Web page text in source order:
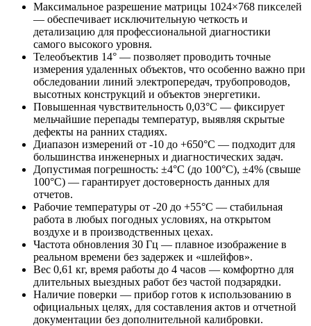
Максимальное разрешение матрицы 1024×768 пикселей
— обеспечивает исключительную четкость и
детализацию для профессиональной диагностики
самого высокого уровня.
Телеобъектив 14° — позволяет проводить точные
измерения удаленных объектов, что особенно важно при
обследовании линий электропередач, трубопроводов,
высотных конструкций и объектов энергетики.
Повышенная чувствительность 0,03°C — фиксирует
мельчайшие перепады температур, выявляя скрытые
дефекты на ранних стадиях.
Диапазон измерений от -10 до +650°C — подходит для
большинства инженерных и диагностических задач.
Допустимая погрешность: ±4°C (до 100°C), ±4% (свыше
100°C) — гарантирует достоверность данных для
отчетов.
Рабочие температуры от -20 до +55°C — стабильная
работа в любых погодных условиях, на открытом
воздухе и в производственных цехах.
Частота обновления 30 Гц — плавное изображение в
реальном времени без задержек и «шлейфов».
Вес 0,61 кг, время работы до 4 часов — комфортно для
длительных выездных работ без частой подзарядки.
Наличие поверки — прибор готов к использованию в
официальных целях, для составления актов и отчетной
документации без дополнительной калибровки.